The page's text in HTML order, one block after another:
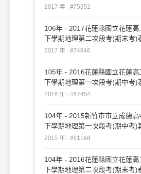
#75352
2017 年 · #75352
106年 - 2017花蓮縣國立花蓮高
下學期地理第二次段考(期末考)
#74846
2017 年 · #74846
105年 - 2016花蓮縣國立花蓮
下學期地理第一次段考(期中考)
#67454
2016 年 · #67454
104年 - 2015新竹市市立成德
下學期地理第一次段考(期中考)
#61168
2015 年 · #61168
104年 - 2016花蓮縣國立花蓮
下學期地理第二次段考(期末考)